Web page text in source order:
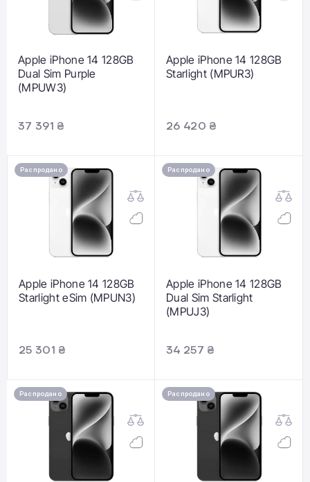
Apple iPhone 14 128GB
Dual Sim Purple
(MPUW3)
37 391 ₴
Apple iPhone 14 128GB
Starlight (MPUR3)
26 420 ₴
Распродано
Apple iPhone 14 128GB
Starlight eSim (MPUN3)
25 301 ₴
Распродано
Apple iPhone 14 128GB
Dual Sim Starlight
(MPUJ3)
34 257 ₴
Распродано Распродано